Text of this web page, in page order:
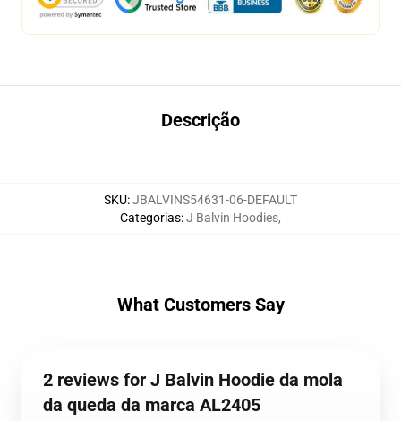
Descrição
SKU:JBALVINS54631-06-DEFAULT
Categorias:J Balvin Hoodies,
What Customers Say
2 reviews for J Balvin Hoodie da mola
da queda da marca AL2405